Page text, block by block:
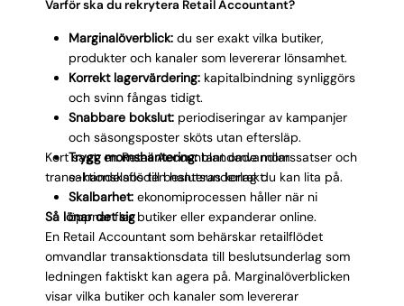
gör avstämningsarbetet ytterligare mer komplext.
Varje kanal har sina betalningsflöden, returrutiner och
marginalprofiler.
Varför ska du rekrytera Retail Accountant?
Marginalöverblick:du ser exakt vilka butiker,
produkter och kanaler som levererar lönsamhet.
Korrekt lagervärdering:kapitalbindning synliggörs
och svinn fångas tidigt.
Snabbare bokslut:periodiseringar av kampanjer
och säsongsposter sköts utan eftersläp.
Trygg momshantering:blandade momssatser och
e-handelsflöden hanteras korrekt.
Skalbarhet:ekonomiprocessen håller när ni
öppnar fler butiker eller expanderar online.
Kort sagt: en Retail Accountant omvandlar
transaktionskaos till beslutsunderlag du kan lita på.
Så lönar det sig
En Retail Accountant som behärskar retailflödet
omvandlar transaktionsdata till beslutsunderlag som
ledningen faktiskt kan agera på. Marginalöverblicken
visar vilka butiker och kanaler som levererar